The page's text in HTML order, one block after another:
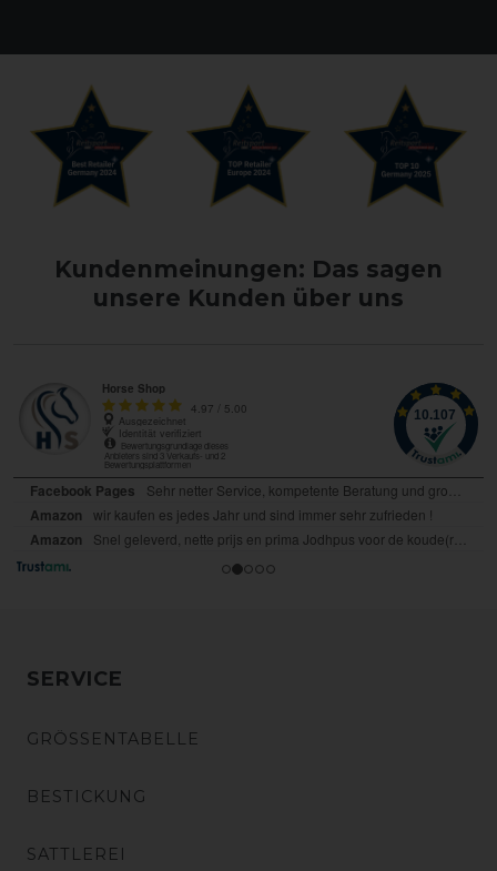
Kundenmeinungen: Das sagen
unsere Kunden über uns
SERVICE
GRÖSSENTABELLE
BESTICKUNG
SATTLEREI